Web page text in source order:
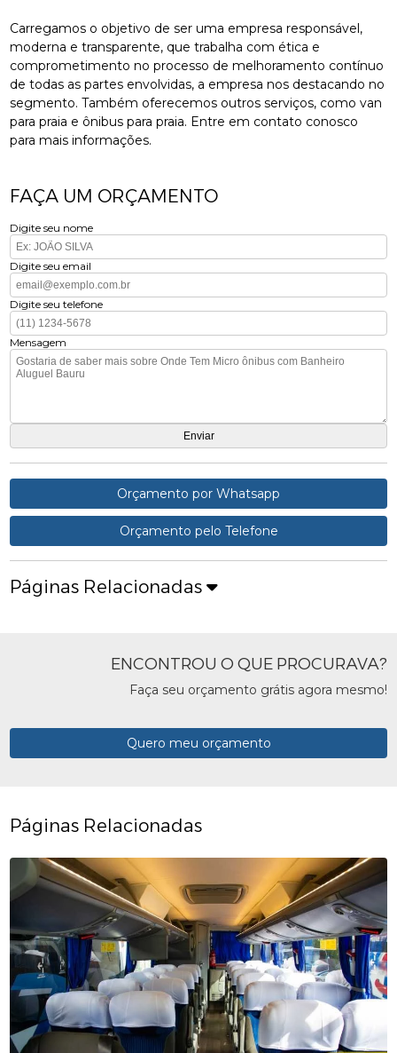
Carregamos o objetivo de ser uma empresa responsável,
moderna e transparente, que trabalha com ética e
comprometimento no processo de melhoramento contínuo
de todas as partes envolvidas, a empresa nos destacando no
segmento. Também oferecemos outros serviços, como van
para praia e ônibus para praia. Entre em contato conosco
para mais informações.
FAÇA UM ORÇAMENTO
Digite seu nome
Digite seu email
Digite seu telefone
Mensagem
Orçamento por Whatsapp
Orçamento pelo Telefone
Páginas Relacionadas
ENCONTROU O QUE PROCURAVA?
Faça seu orçamento grátis agora mesmo!
Quero meu orçamento
Páginas Relacionadas